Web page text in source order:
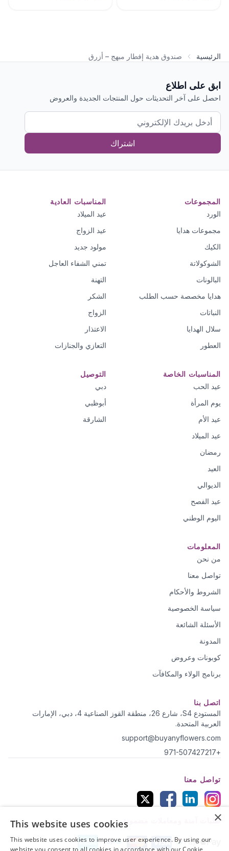
الرئيسية صندوق هدية إفطار مبهج – أزرق
ابق على اطلاع
احصل على آخر التحديثات حول المنتجات الجديدة والعروض
اشتراك
المجموعات
الورد
مجموعات هدايا
الكيك
الشوكولاتة
البالونات
هدايا مخصصة حسب الطلب
النباتات
سلال الهدايا
العطور
المناسبات العادية
عيد الميلاد
عيد الزواج
مولود جديد
تمني الشفاء العاجل
التهنة
الشكر
الزواج
الاعتذار
التعازي والجنازات
المناسبات الخاصة
عيد الحب
يوم المرأة
عيد الأم
عيد الميلاد
رمضان
العيد
الديوالي
عيد الفصح
اليوم الوطني
التوصيل
دبي
أبوظبي
الشارقة
المعلومات
من نحن
تواصل معنا
الشروط والأحكام
سياسة الخصوصية
الأسئلة الشائعة
المدونة
كوبونات وعروض
برنامج الولاء والمكافآت
اتصل بنا
المستودع S4، شارع 26، منطقة القوز الصناعية 4، دبي، الإمارات
العربية المتحدة.
support@buyanyflowers.com
+971-507427217
تواصل معنا
طلبات آمنة ومعاملات مضمونة
×
This website uses cookies
This website uses cookies to improve user experience. By using our
website you consent to all cookies in accordance with our Cookie